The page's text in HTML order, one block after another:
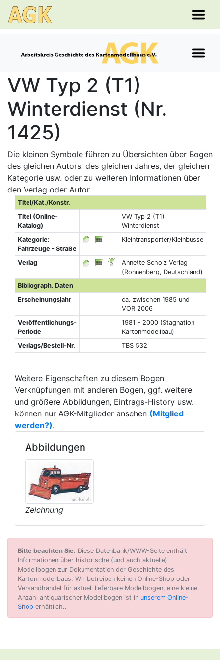
VW Typ 2 (T1)
Winterdienst (Nr.
1425)
Die kleinen Symbole führen zu Übersichten über Bogen
des gleichen Autors, des gleichen Jahres, der gleichen
Kategorie usw. oder zu weiteren Informationen über
den Verlag oder Autor.
Titel/Kat./Konstr.
Titel (Online-
Katalog)
VW Typ 2 (T1)
Winterdienst
Kategorie:
Fahrzeuge - Straße
Kleintransporter/Kleinbusse
Verlag
Annette Scholz Verlag
(Ronnenberg, Deutschland)
Bibliograph. Daten
Erscheinungsjahr
ca. zwischen 1985 und
VOR 2006
Veröffentlichungs-
Periode
1981 - 2000 (Stagnation
Kartonmodellbau)
Verlags/Bestell-Nr.
TBS 532
Weitere Eigenschaften zu diesem Bogen,
Verknüpfungen mit anderen Bogen, ggf. weitere
und größere Abbildungen, Eintrags-History usw.
können nur AGK-Mitglieder ansehen (Mitglied
werden?).
Abbildungen
Zeichnung
Bitte beachten Sie: Diese Datenbank/WWW-Seite enthält
Informationen über historische (und auch aktuelle)
Modellbogen zur Dokumentation der Geschichte des
Kartonmodellbaus. Wir betreiben keinen Online-Shop oder
Versandhandel für aktuell lieferbare Modellbogen, eine kleine
Anzahl antiquarischer Modellbogen ist in unserem Online-
Shop erhältlich..